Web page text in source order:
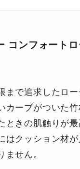
コンフォート
まで追求したロー
カーブがついた
ときの肌触りが
はクッション材が
ません。